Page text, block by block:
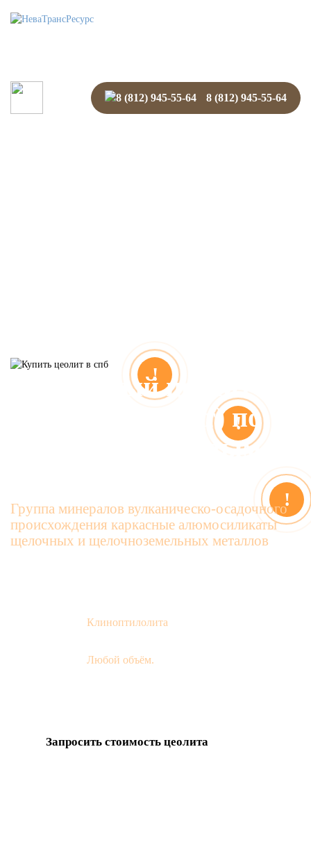
8 (812) 945-55-64
!
!
!
Природный цеолит
(клиноптилолит) по
выгодным оптовым
Группа минералов вулканическо-осадочного
происхождения каркасные алюмосиликаты
щелочных и щелочноземельных металлов
Клиноптилолита
Любой объём.
Запросить стоимость цеолита